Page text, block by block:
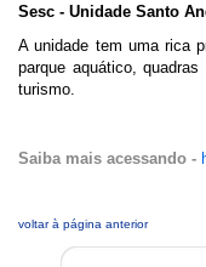
Sesc - Unidade Santo
A unidade tem uma rica
parque aquático,
turismo.
Saiba mais acessando -
voltar à página anterior